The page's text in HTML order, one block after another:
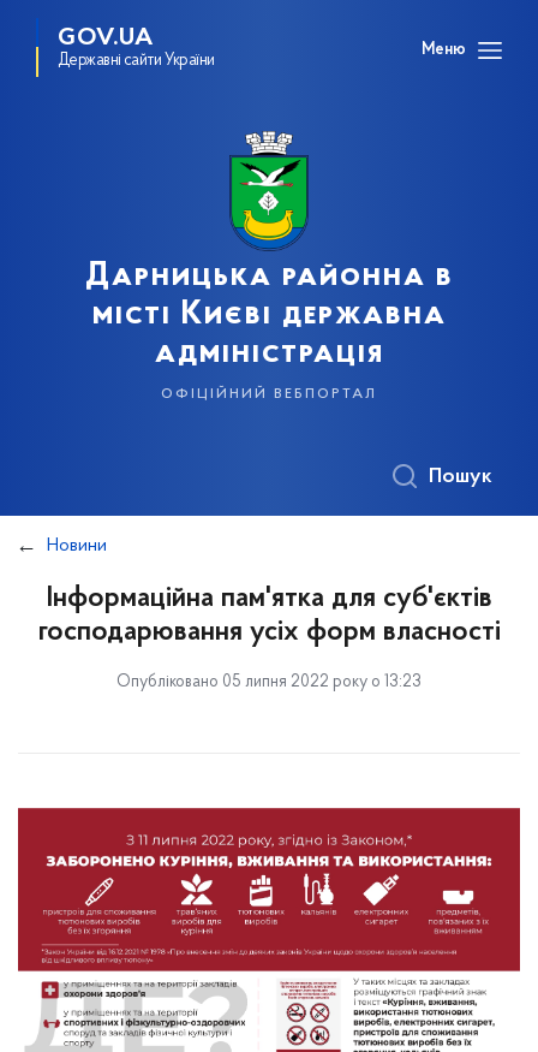
GOV.UA
Державні сайти України
Меню
Дарницька районна в
місті Києві державна
адміністрація
офіційний вебпортал
Пошук
Новини
Інформаційна пам'ятка для суб'єктів
господарювання усіх форм власності
Опубліковано 05 липня 2022 року о 13:23